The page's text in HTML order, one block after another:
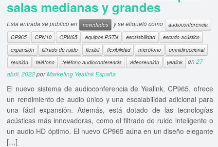
salas medianas y grandes
Esta entrada se publicó en novedades y se etiquetó como
audioconferencia
CP965
CPN10 CPW65 equipos PSTN escalabilidad
escudo acústico
expansión
filtrado de ruido flexibil flexibilidad micrófono
omnidireccional
reunión
teléfono teléfono audioconferencia videoreunión yealink en27
abril, 2022porMarketing Yealink España
El nuevo sistema de audioconferencia de Yealink, CP965, ofrece
un rendimiento de audio único y una escalabilidad adicional para
una fácil expansión. Además, está dotado de las tecnologías
acústicas más innovadoras, como el filtrado de ruido inteligente o
un audio HD óptimo. El nuevo CP965 aúna en un diseño elegante
[…]